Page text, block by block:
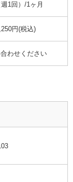
1回）/1ヶ月
円(税込)
わせください